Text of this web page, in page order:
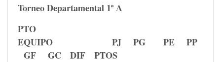
Torneo Departamental 1ª A
PTO
EQUIPO PJ PG PE PP
GF GC DIF PTOS